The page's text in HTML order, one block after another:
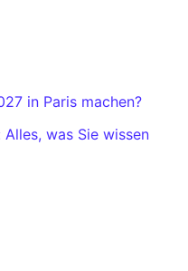
in Paris machen?
was Sie wissen